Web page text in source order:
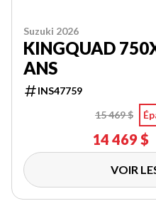
Suzuki 2026
KINGQUAD
ANS
INS47759
15 469 $
14 469 $
VOIR